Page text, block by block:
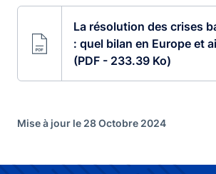
La résolution des crises
: quel bilan en Europe et
(PDF - 233.39 Ko)
Mise à jour le 28 Octobre 2024